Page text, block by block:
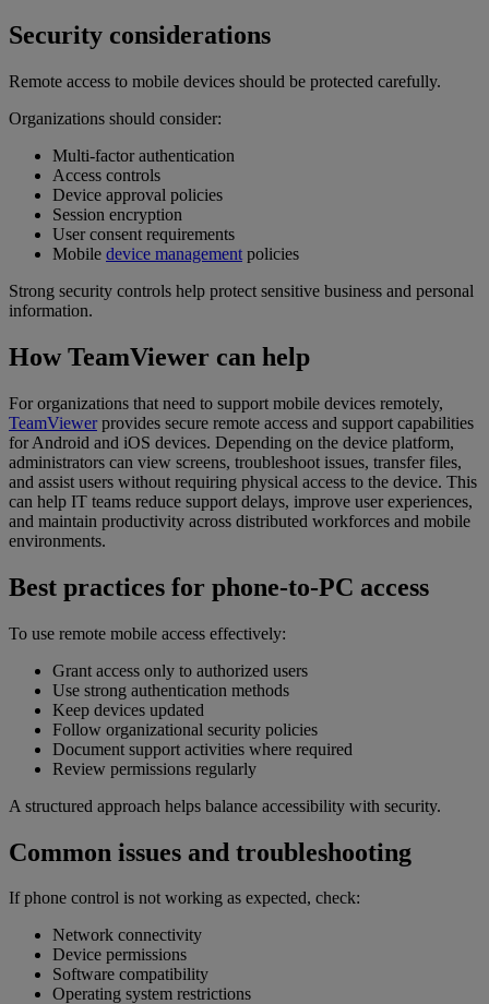
Security considerations
Remote access to mobile devices should be protected carefully.
Organizations should consider:
Multi-factor authentication
Access controls
Device approval policies
Session encryption
User consent requirements
Mobile device management policies
Strong security controls help protect sensitive business and personal
information.
How TeamViewer can help
For organizations that need to support mobile devices remotely,
TeamViewerprovides secure remote access and support capabilities
for Android and iOS devices. Depending on the device platform,
administrators can view screens, troubleshoot issues, transfer files,
and assist users without requiring physical access to the device. This
can help IT teams reduce support delays, improve user experiences,
and maintain productivity across distributed workforces and mobile
environments.
Best practices for phone-to-PC access
To use remote mobile access effectively:
Grant access only to authorized users
Use strong authentication methods
Keep devices updated
Follow organizational security policies
Document support activities where required
Review permissions regularly
A structured approach helps balance accessibility with security.
Common issues and troubleshooting
If phone control is not working as expected, check:
Network connectivity
Device permissions
Software compatibility
Operating system restrictions